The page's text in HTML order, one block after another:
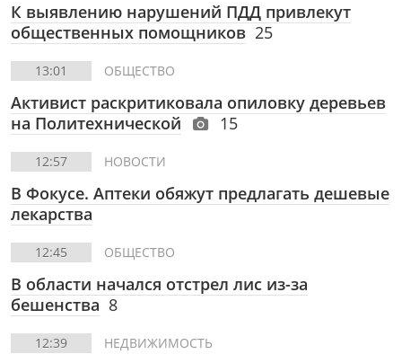
К выявлению нарушений ПДД привлекут
общественных помощников 25
13:01 ОБЩЕСТВО
Активист раскритиковала опиловку деревьев
на Политехнической
15
12:57 НОВОСТИ
В Фокусе. Аптеки обяжут предлагать дешевые
лекарства
12:45 ОБЩЕСТВО
В области начался отстрел лис из-за
бешенства 8
12:39 НЕДВИЖИМОСТЬ